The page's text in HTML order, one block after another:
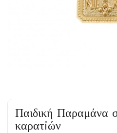
Παιδική Παραμάνα
καρατiών